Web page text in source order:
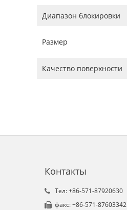
Диапазон блокировки
Размер
Качество поверхности
Контакты
Tел: +86-571-87920630
факс: +86-571-87603342